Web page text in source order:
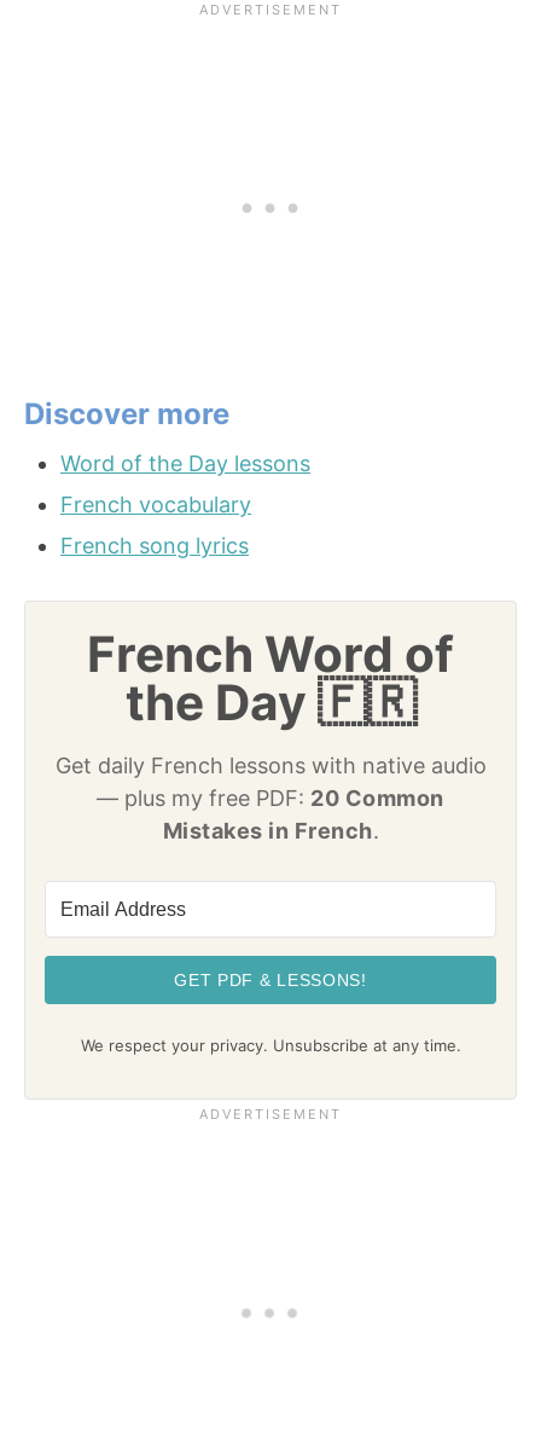
Discover more
Word of the Day lessons
French vocabulary
French song lyrics
French Word of
the Day 🇫🇷
Get daily French lessons with native audio
— plus my free PDF: 20 Common
Mistakes in French.
GET PDF & LESSONS!
We respect your privacy. Unsubscribe at any time.